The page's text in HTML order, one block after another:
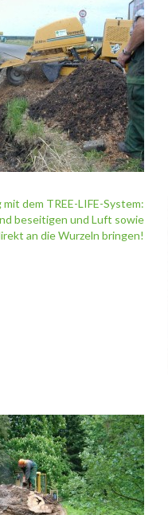
dem TREE-LIFE-System:
beseitigen und Luft sowie
an die Wurzeln bringen!